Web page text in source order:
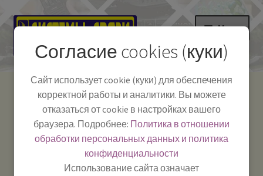
Перейти
навигации
Перейти
содержимому
Меню
Как пользоваться
Полезная информация
Системы Связи:
г. Красноярск, ул.
Работаем:Пн-Пт:
-
Телефон:+7-
391-249-1040
Тел.|WA|Telegram:
Согласие cookies (куки)
Сайт использует cookie (куки) для обеспечения
корректной работы и аналитики. Вы можете
отказаться от cookie в настройках вашего
браузера. Подробнее: Политика в отношении
обработки персональных данных и политика
конфиденциальности
Использование сайта означает